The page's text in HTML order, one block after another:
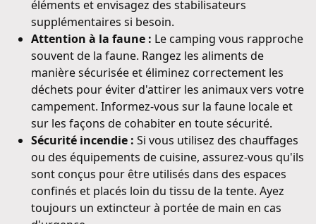
éléments et envisagez des stabilisateurs
supplémentaires si besoin.
Attention à la faune : Le camping vous rapproche
souvent de la faune. Rangez les aliments de
manière sécurisée et éliminez correctement les
déchets pour éviter d'attirer les animaux vers votre
campement. Informez-vous sur la faune locale et
sur les façons de cohabiter en toute sécurité.
Sécurité incendie : Si vous utilisez des chauffages
ou des équipements de cuisine, assurez-vous qu'ils
sont conçus pour être utilisés dans des espaces
confinés et placés loin du tissu de la tente. Ayez
toujours un extincteur à portée de main en cas